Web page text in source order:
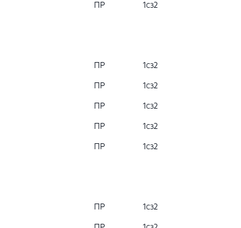
ПР 1сз2
ПР 1сз2
ПР 1сз2
ПР 1сз2
ПР 1сз2
ПР 1сз2
ПР 1сз2